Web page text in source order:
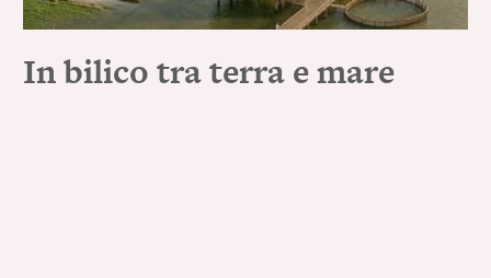
In bilico tra terra e mare